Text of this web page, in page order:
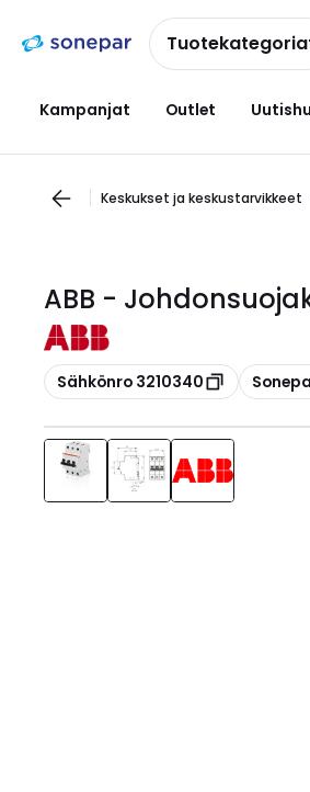
navigointiinsisältöön
Kampanjat Outlet
Keskukset ja keskustarvikkeet
ABB -
Kopioi
Sähkönro 3210340 Kopioi